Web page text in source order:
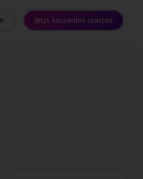
Jetzt kostenlos starten